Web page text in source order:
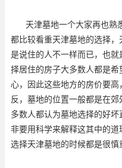
天津墓地一个大家再也熟
都比较看重天津墓地的选择
是说住的人不一样而已，也就
择居住的房子大多数人都是
心，因此这些地方的房价要
反，墓地的位置一般都是在
多数人都认为墓地选择的好
非要用科学来解释这其中的
选择天津墓地的时候都是很慎